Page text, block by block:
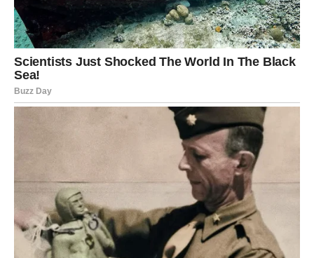
Možda ogromno bogatstvo neće stići preko noći.
Ali ono što vam dolazi do kraja juna moglo bi biti početak
finansijske sigurnosti i uspjeha kakve ste godinama
priželjkivali.
I upravo zato se ovo dešava baš sada – jer je došlo
vrijeme da ubirete plodove svega što ste tako dugo